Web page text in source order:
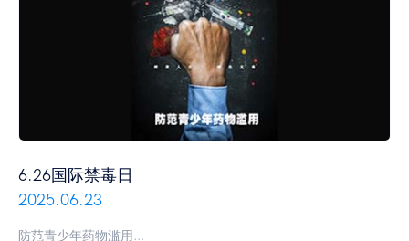
6.26国际禁毒日
2025.06.23
防范青少年药物滥用...